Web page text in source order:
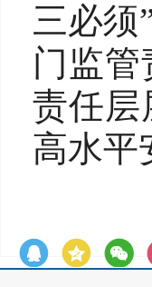
三必须
门监
责任层
高水平